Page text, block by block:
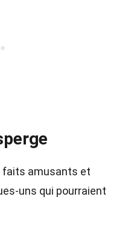
faits amusants et
uns qui pourraient